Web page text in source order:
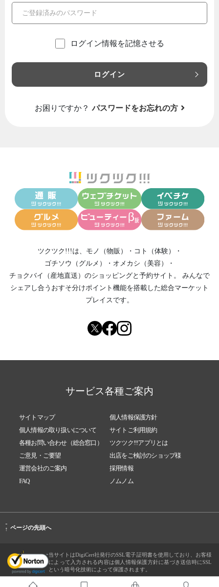
ログイン情報を記憶させる
ログイン
お困りですか？ パスワードをお忘れの方
ツクツク!!!は、 モノ（物販） ・ コト（体験）
・
ゴチソウ（グルメ）
・ オメカシ（美容）
・
チョクバイ（産地直送） のショッピングと予約サイト。
みんなで
シェアし合う おすそ分けポイント機能を搭載した総合マーケット
プレイスです。
サービス各種ご案内
サイトマップ
個人情報保護方針
個人情報の取り扱いについて
サイトご利用規約
各種お問い合わせ（総合窓口）
ツクツク!!!アプリとは
ご意見・ご要望
出店をご検討のショップ様
運営会社のご案内
採用情報
FAQ
ノムノム
-
↑ ページの先頭へ
当サイトはDigiCert社発行のSSL電子証明書を使用しており、お客様
によって入力される内容は個人情報保護方針に基づき送信時にSSL
という暗号化技術によって保護されます。